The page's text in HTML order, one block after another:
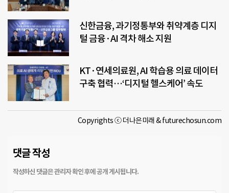
신한금융, 과기정통부와 취약계층 디지
털 금융·AI 격차 해소 지원
KT·연세의료원, AI 학습용 의료 데이터
구축 협력…‘디지털 헬스케어’ 속도
Copyrights ⓒ 더나은미래 & futurechosun.com
댓글 작성